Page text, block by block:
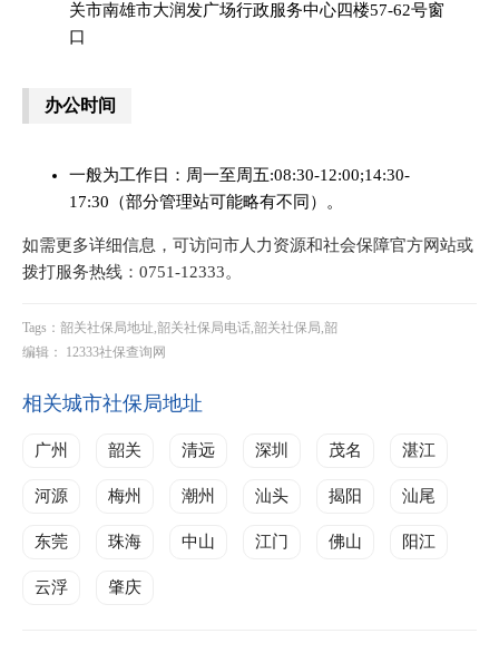
关市南雄市大润发广场行政服务中心四楼57-62号窗
口
办公时间
一般为工作日：周一至周五:08:30-12:00;14:30-
17:30（部分管理站可能略有不同）。
如需更多详细信息，可访问市人力资源和社会保障官方网站或
拨打服务热线：0751-12333。
Tags：韶关社保局地址,韶关社保局电话,韶关社保局,韶
编辑： 12333社保查询网
相关城市社保局地址
广州 韶关 清远 深圳 茂名 湛江
河源 梅州 潮州 汕头 揭阳 汕尾
东莞 珠海 中山 江门 佛山 阳江
云浮 肇庆